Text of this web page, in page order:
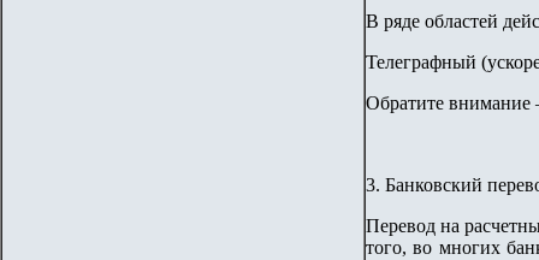
В ряде областей
Телеграфный
Обратите внимание
3. Банковский
Перевод на
того, во многих